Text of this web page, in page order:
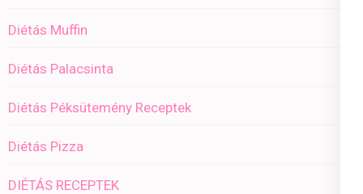
Diétás Muffin
Diétás Palacsinta
Diétás Péksütemény Receptek
Diétás Pizza
DIÉTÁS RECEPTEK